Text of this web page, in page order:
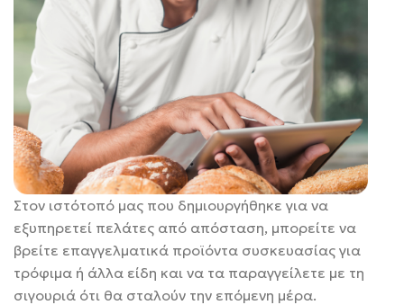
Στον ιστότοπό μας που δημιουργήθηκε για να
εξυπηρετεί πελάτες από απόσταση, μπορείτε να
βρείτε επαγγελματικά προϊόντα συσκευασίας για
τρόφιμα ή άλλα είδη και να τα παραγγείλετε με τη
σιγουριά ότι θα σταλούν την επόμενη μέρα.